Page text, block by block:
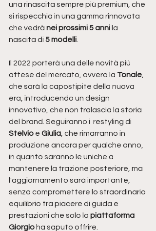
una rinascita sempre più premium, che
si rispecchia in una gamma rinnovata
che vedrà nei prossimi 5 anni la
nascita di 5 modelli.
Il 2022 porterà una delle novità più
attese del mercato, ovvero la Tonale,
che sarà la capostipite della nuova
era, introducendo un design
innovativo, che non tralascia la storia
del brand. Seguiranno i  restyling di
Stelvio e Giulia, che rimarranno in
produzione ancora per qualche anno,
in quanto saranno le uniche a
mantenere la trazione posteriore, ma
l'aggiornamento sarà importante,
senza compromettere lo straordinario
equilibrio tra piacere di guida e
prestazioni che solo la piattaforma
Giorgio ha saputo offrire.